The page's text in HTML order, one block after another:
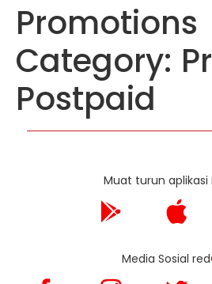
Promotions
Category:
Postpaid
Muat turun aplikasi
Media Sosial red